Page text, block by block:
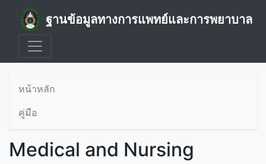
ฐานข้อมูลทางการแพทย์และการพยาบาล
หน้าหลัก
คู่มือ
Medical and Nursing